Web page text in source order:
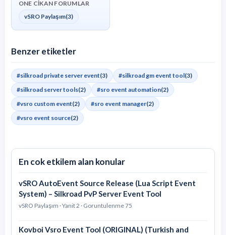
ONE CIKAN FORUMLAR
vSRO Paylaşım(3)
Benzer etiketler
#silkroad private server event(3) #silkroad gm event tool(3)
#silkroad server tools(2) #sro event automation(2)
#vsro custom event(2) #sro event manager(2)
#vsro event source(2)
En cok etkilem alan konular
vSRO AutoEvent Source Release (Lua Script Event
System) – Silkroad PvP Server Event Tool
vSRO Paylaşım · Yanit 2 · Goruntulenme 75
Kovboi Vsro Event Tool (ORIGINAL) (Turkish and